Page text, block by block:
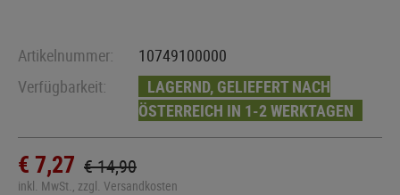
Artikelnummer:
10749100000
Verfügbarkeit:
LAGERND, GELIEFERT NACH
ÖSTERREICH IN 1-2 WERKTAGEN
€ 7,27 € 14,90
inkl. MwSt., zzgl. Versandkosten